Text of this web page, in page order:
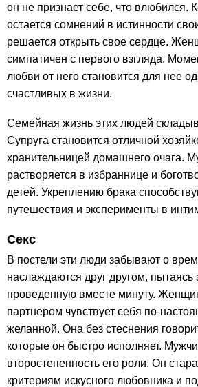
он не признает себе, что влюбился.
остается сомнений в истинности
решается открыть свое сердце.
симпатичен с первого взгляда.
любви от него становится для нее
счастливых в жизни.
Семейная жизнь этих людей
Супруга становится отличной
хранительницей домашнего очага.
растворяется в избраннице и
детей. Укреплению брака
путешествия и эксперименты в
Секс
В постели эти люди забывают о
наслаждаются друг другом,
проведенную вместе минуту.
партнером чувствует себя по-
желанной. Она без стеснения
которые он быстро исполняет.
второстепенность его роли. Он
критериям искусного любовника и